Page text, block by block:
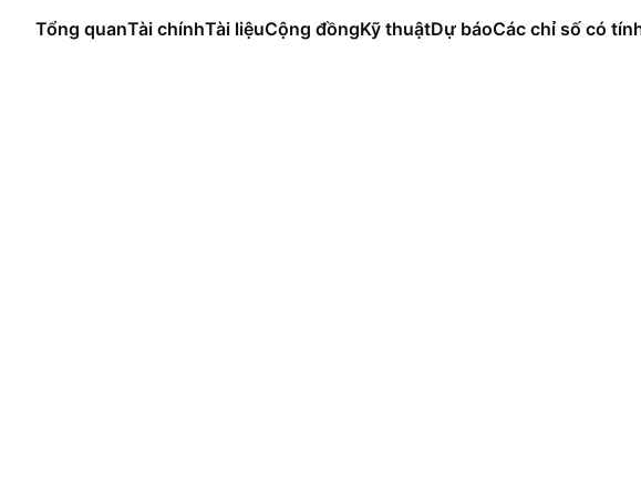
Tổng quanTài chínhTài liệuCộng đồngKỹ thuậtDự báoCác chỉ số có